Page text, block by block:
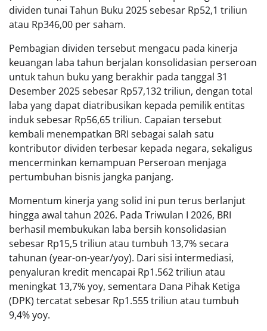
dividen tunai Tahun Buku 2025 sebesar Rp52,1 triliun
atau Rp346,00 per saham.
Pembagian dividen tersebut mengacu pada kinerja
keuangan laba tahun berjalan konsolidasian perseroan
untuk tahun buku yang berakhir pada tanggal 31
Desember 2025 sebesar Rp57,132 triliun, dengan total
laba yang dapat diatribusikan kepada pemilik entitas
induk sebesar Rp56,65 triliun. Capaian tersebut
kembali menempatkan BRI sebagai salah satu
kontributor dividen terbesar kepada negara, sekaligus
mencerminkan kemampuan Perseroan menjaga
pertumbuhan bisnis jangka panjang.
Momentum kinerja yang solid ini pun terus berlanjut
hingga awal tahun 2026. Pada Triwulan I 2026, BRI
berhasil membukukan laba bersih konsolidasian
sebesar Rp15,5 triliun atau tumbuh 13,7% secara
tahunan (year-on-year/yoy). Dari sisi intermediasi,
penyaluran kredit mencapai Rp1.562 triliun atau
meningkat 13,7% yoy, sementara Dana Pihak Ketiga
(DPK) tercatat sebesar Rp1.555 triliun atau tumbuh
9,4% yoy.